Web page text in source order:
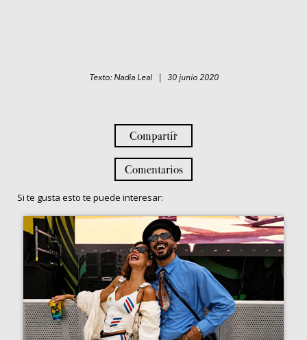
Texto: Nadia Leal | 30 junio 2020
Compartir
Comentarios
Si te gusta esto te puede interesar: